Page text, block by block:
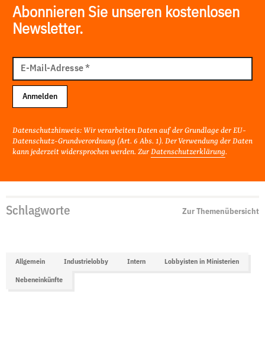
Abonnieren Sie unseren kostenlosen
Newsletter.
Mail
Adresse
E-Mail-Adresse*
Anmelden
Datenschutzhinweis: Wir verarbeiten Daten auf der Grundlage der EU-
Datenschutz-Grundverordnung (Art. 6 Abs. 1). Der Verwendung der Daten
kann jederzeit widersprochen werden. Zur Datenschutzerklärung.
Schlagworte Zur Themenübersicht
Allgemein Industrielobby Intern Lobbyisten in Ministerien
Nebeneinkünfte